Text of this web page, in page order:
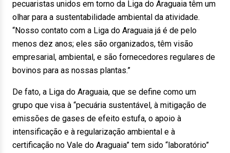
pecuaristas unidos em torno da Liga do Araguaia têm um
olhar para a sustentabilidade ambiental da atividade.
“Nosso contato com a Liga do Araguaia já é de pelo
menos dez anos; eles são organizados, têm visão
empresarial, ambiental, e são fornecedores regulares de
bovinos para as nossas plantas.”
De fato, a Liga do Araguaia, que se define como um
grupo que visa à “pecuária sustentável, à mitigação de
emissões de gases de efeito estufa, o apoio à
intensificação e à regularização ambiental e à
certificação no Vale do Araguaia” tem sido “laboratório”